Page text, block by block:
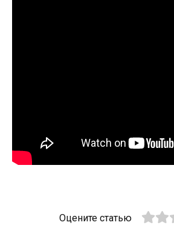
Оцените статью